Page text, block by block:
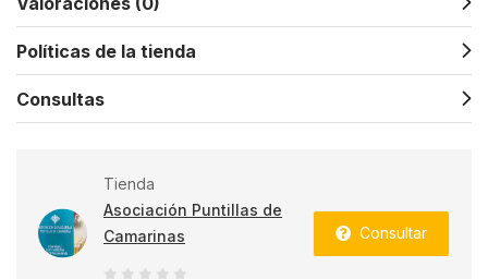
Políticas de la tienda
Consultas
Tienda
Asociación Puntillas de
Camarinas
Consultar